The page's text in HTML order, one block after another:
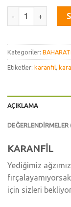
Karanfil 100 GR adet
Kategoriler:
Etiketler: karanfil,
AÇIKLAMA
DEĞERLENDIRMELER
KARANFİL
Yediğimiz
için sizleri